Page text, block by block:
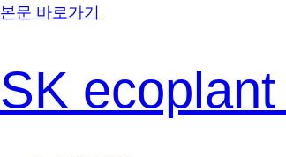
본문 바로가기
SK